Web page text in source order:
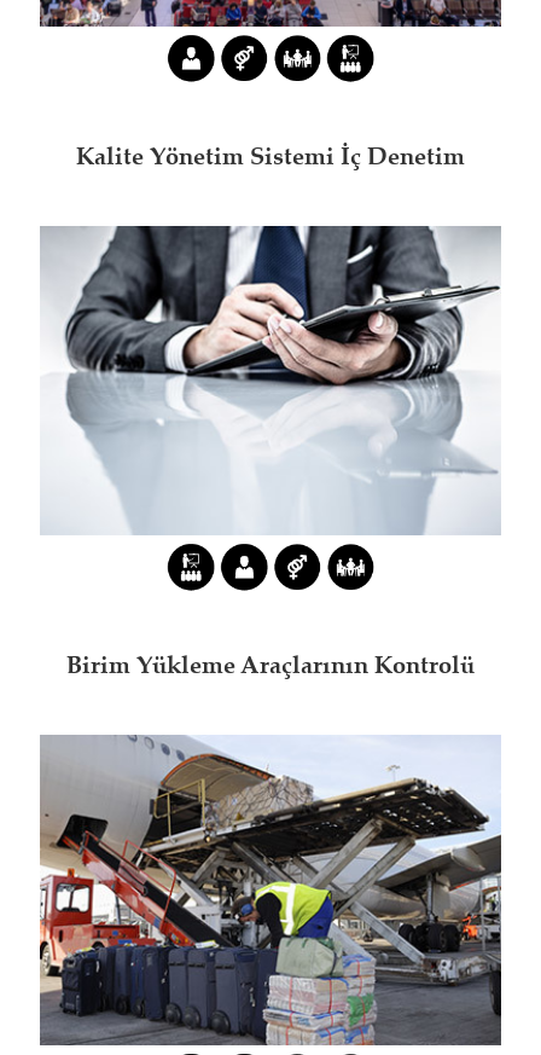
Kalite Yönetim Sistemi İç Denetim
Birim Yükleme Araçlarının Kontrolü